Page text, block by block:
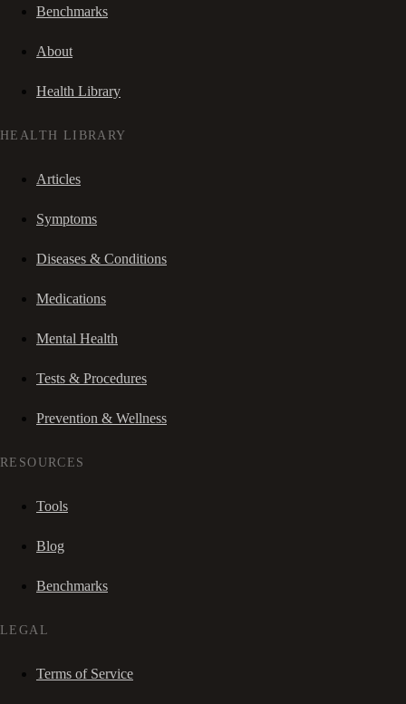
Benchmarks
About
Health Library
HEALTH LIBRARY
Articles
Symptoms
Diseases & Conditions
Medications
Mental Health
Tests & Procedures
Prevention & Wellness
RESOURCES
Tools
Blog
Benchmarks
LEGAL
Terms of Service